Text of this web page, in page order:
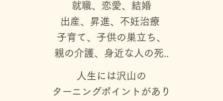
就職、恋愛、結婚
出産、昇進、不妊治療
子育て、子供の巣立ち、
親の介護、身近な人の死..
人生には沢山の
ターニングポイントがあり